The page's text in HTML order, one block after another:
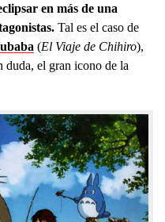
en más de una
Tal es el caso de
(El Viaje de Chihiro),
duda, el gran icono de la